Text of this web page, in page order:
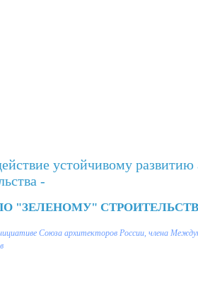
устойчивому развитию
-
"ЗЕЛЕНОМУ"
Союза архитекторов России, члена